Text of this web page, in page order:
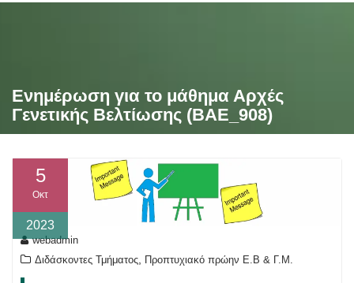
Ενημέρωση για το μάθημα Αρχές
Γενετικής Βελτίωσης (ΒΑΕ_908)
5
Οκτ
2023
webadmin
Διδάσκοντες Τμήματος
Προπτυχιακό πρώην Ε.Β & Γ.Μ.